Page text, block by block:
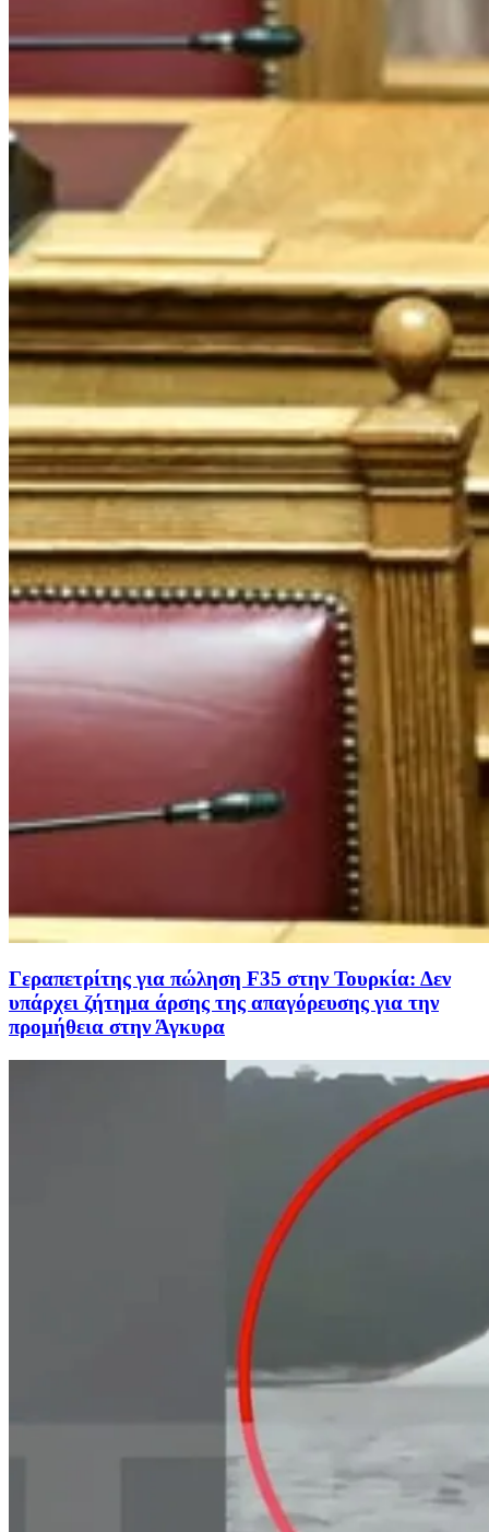
Γεραπετρίτης για πώληση F35 στην Τουρκία: Δεν
υπάρχει ζήτημα άρσης της απαγόρευσης για την
προμήθεια στην Άγκυρα